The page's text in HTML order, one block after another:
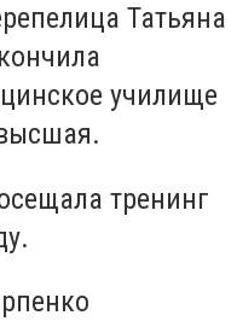
Татьяна
училище
тренинг